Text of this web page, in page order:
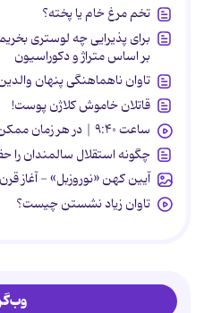
تخم مرغ خام یا پخته؟
برای پذیرایی چه لوستری
بر اساس متراژ و دکوراسیون
تاوان ناهماهنگی پنهان
قاتلان خاموش کلاژن پوست!
ساعت ۹:۴۰ | در هر زمان ممکن باید انتقامشان را پس بدهند
چگونه استقلال سالمندان را
آیین کهن «نوروزبل» - آغاز قرن ۱۷ دیلمی
تاوان زیاد نشستن چیست؟